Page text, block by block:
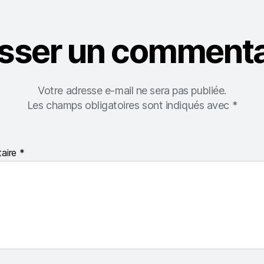
un
Votre adresse e-mail ne sera pas publiée.
Les champs obligatoires sont indiqués avec *
*